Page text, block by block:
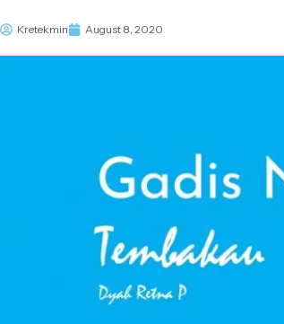
Kretekmin August 8, 2020